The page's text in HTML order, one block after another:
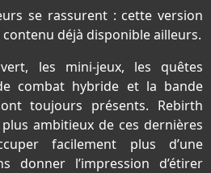
se rassurent : cette version
déjà disponible ailleurs.
les mini-jeux, les quêtes
combat hybride et la bande
toujours présents. Rebirth
plus ambitieux de ces dernières
facilement plus d’une
donner l’impression d’étirer